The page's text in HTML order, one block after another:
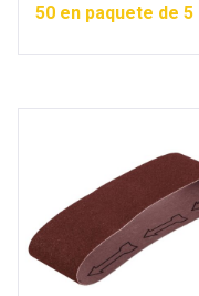
50 en paquete de 5